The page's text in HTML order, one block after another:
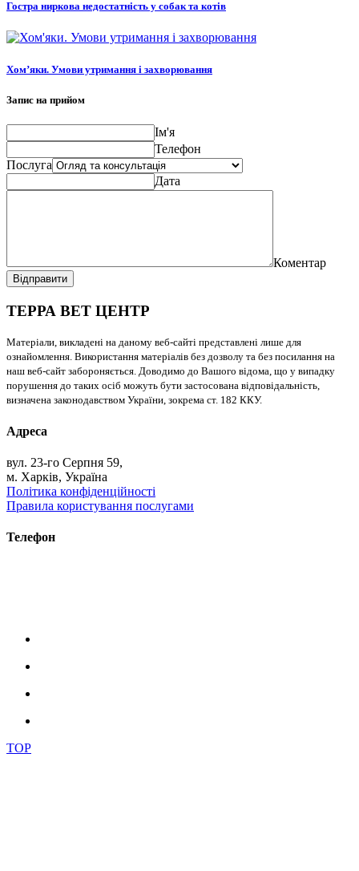
Гостра ниркова недостатність у собак та котів
Хом’яки. Умови утримання і захворювання
Запис на прийом
Ім'я
Телефон
Послуга
Дата
Коментар
Відправити
ТЕРРА ВЕТ ЦЕНТР
Матеріали, викладені на даному веб-сайті представлені лише для
ознайомлення. Використання матеріалів без дозволу та без посилання на
наш веб-сайт забороняється. Доводимо до Вашого відома, що у випадку
порушення до таких осіб можуть бути застосована відповідальність,
визначена законодавством України, зокрема ст. 182 ККУ.
Адреса
вул. 23-го Серпня 59,
м. Харків, Україна
Політика конфіденційності
Правила користування послугами
Телефон
TOP